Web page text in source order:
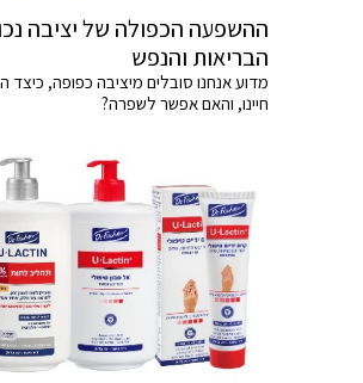
ההשפעה הכפולה של יציבה
הבריאות והנפש
מדוע אנחנו סובלים מיציבה כפופה, כיצד
חיינו, והאם אפשר לשפרה?